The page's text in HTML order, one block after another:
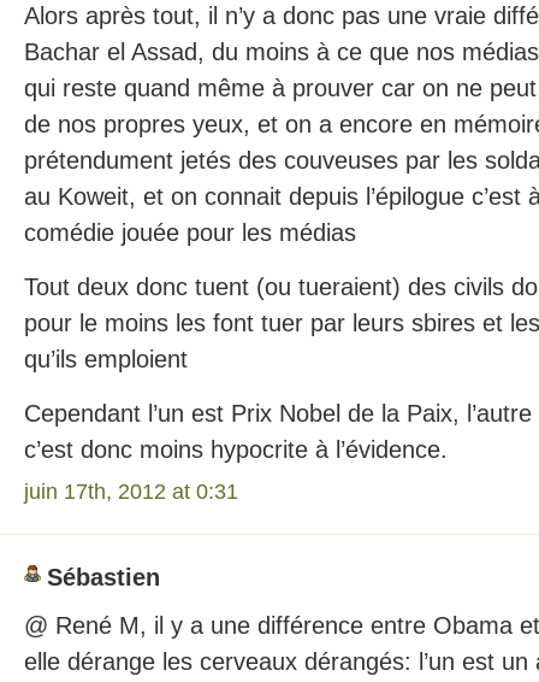
Alors après tout, il n’y a donc pas une vraie
Bachar el Assad, du moins à ce que nos
qui reste quand même à prouver car on ne
de nos propres yeux, et on a encore en
prétendument jetés des couveuses par les
au Koweit, et on connait depuis l’épilogue c’est
comédie jouée pour les médias
Tout deux donc tuent (ou tueraient) des civils
pour le moins les font tuer par leurs sbires et
qu’ils emploient
Cependant l’un est Prix Nobel de la Paix,
c’est donc moins hypocrite à l’évidence.
juin 17th, 2012 at 0:31
Sébastien
@ René M, il y a une différence entre Obama
elle dérange les cerveaux dérangés: l’un est un